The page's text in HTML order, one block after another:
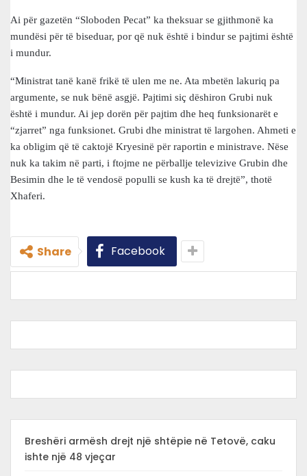
Ai për gazetën “Sloboden Pecat” ka theksuar se gjithmonë ka
mundësi për të biseduar, por që nuk është i bindur se pajtimi është
i mundur.
“Ministrat tanë kanë frikë të ulen me ne. Ata mbetën lakuriq pa
argumente, se nuk bënë asgjë. Pajtimi siç dëshiron Grubi nuk
është i mundur. Ai jep dorën për pajtim dhe heq funksionarët e
“zjarret” nga funksionet. Grubi dhe ministrat të largohen. Ahmeti e
ka obligim që të caktojë Kryesinë për raportin e ministrave. Nëse
nuk ka takim në parti, i ftojme ne përballje televizive Grubin dhe
Besimin dhe le të vendosë populli se kush ka të drejtë”, thotë
Xhaferi.
Share Facebook
Breshëri armësh drejt një shtëpie në Tetovë, caku
ishte një 48 vjeçar